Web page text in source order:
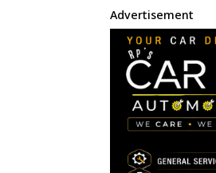
Advertisement